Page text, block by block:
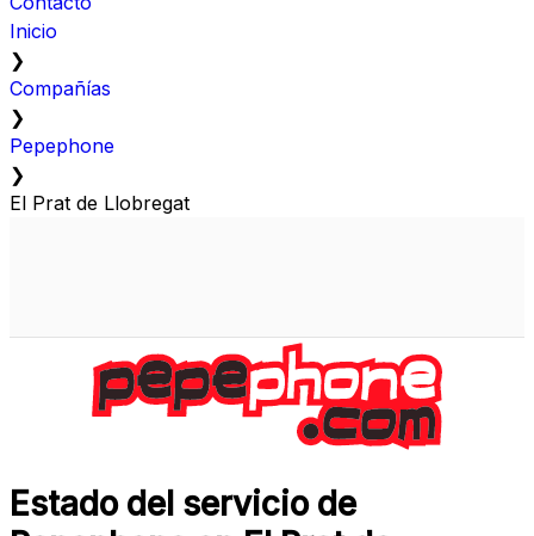
Inicio
❯
Compañías
❯
Pepephone
❯
El Prat de Llobregat
Estado del servicio de